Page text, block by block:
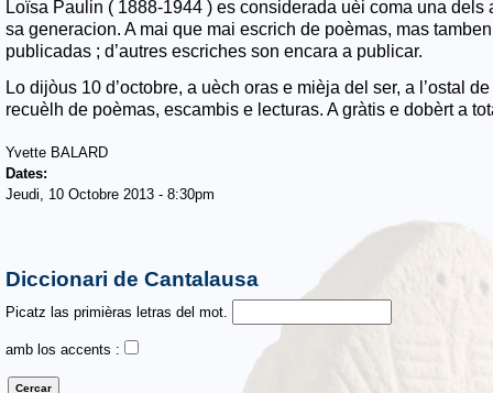
Loïsa Paulin ( 1888-1944 ) es considerada uèi coma una dels
sa generacion. A mai que mai escrich de poèmas, mas
publicadas ; d’autres escriches son encara a publicar.
Lo dijòus 10 d’octobre, a uèch oras e mièja del ser, a l’ostal
recuèlh de poèmas, escambis e lecturas. A gràtis e dobèrt a
Yvette BALARD
Dates:
Jeudi, 10 Octobre 2013 - 8:30pm
Diccionari de Cantalausa
Picatz las primièras letras del mot.
amb los accents :